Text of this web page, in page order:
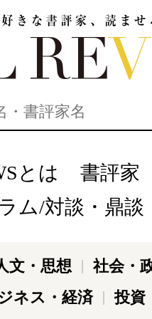
とは
書評家
ム/対談・鼎談
文・思想
社会・
ネス・経済 投資